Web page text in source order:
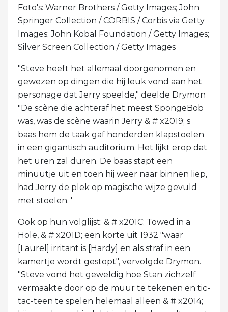
Foto's: Warner Brothers / Getty Images; John
Springer Collection / CORBIS / Corbis via Getty
Images; John Kobal Foundation / Getty Images;
Silver Screen Collection / Getty Images
"Steve heeft het allemaal doorgenomen en
gewezen op dingen die hij leuk vond aan het
personage dat Jerry speelde," deelde Drymon
"De scène die achteraf het meest SpongeBob
was, was de scène waarin Jerry & # x2019; s
baas hem de taak gaf honderden klapstoelen
in een gigantisch auditorium. Het lijkt erop dat
het uren zal duren. De baas stapt een
minuutje uit en toen hij weer naar binnen liep,
had Jerry de plek op magische wijze gevuld
met stoelen. '
Ook op hun volglijst: & # x201C; Towed in a
Hole, & # x201D; een korte uit 1932 "waar
[Laurel] irritant is [Hardy] en als straf in een
kamertje wordt gestopt", vervolgde Drymon.
"Steve vond het geweldig hoe Stan zichzelf
vermaakte door op de muur te tekenen en tic-
tac-teen te spelen helemaal alleen & # x2014;